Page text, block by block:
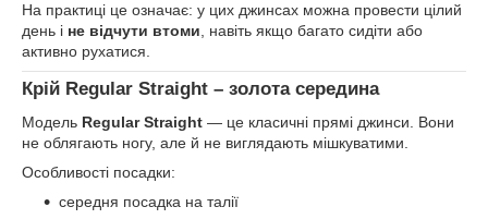
На практиці це означає: у цих джинсах можна провести цілий
день і не відчути втоми, навіть якщо багато сидіти або
активно рухатися.
Крій Regular Straight – золота середина
Модель Regular Straight — це класичні прямі джинси. Вони
не облягають ногу, але й не виглядають мішкуватими.
Особливості посадки:
середня посадка на талії